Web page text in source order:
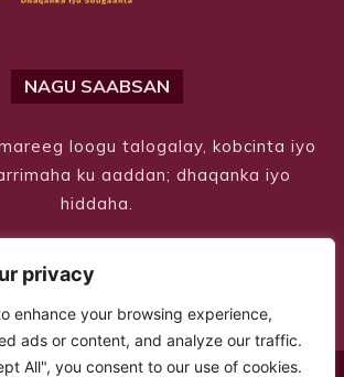
privacy
enhance your browsing experience,
ads or content, and analyze our traffic.
All", you consent to our use of cookies.
NAGU SAABSAN
loogu talogalay, kobcinta iyo
ku aaddan; dhaqanka iyo
hiddaha.